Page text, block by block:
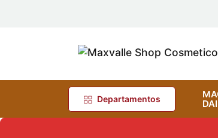
Departamentos